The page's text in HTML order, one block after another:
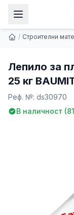
/ Строителни
Лепило за
25 кг
Реф. №: ds30970
В наличност (
6.24 € |